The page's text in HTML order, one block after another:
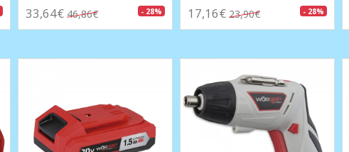
33,64€ 46,86€ - 28% 17,16€ 23,90€ - 28%